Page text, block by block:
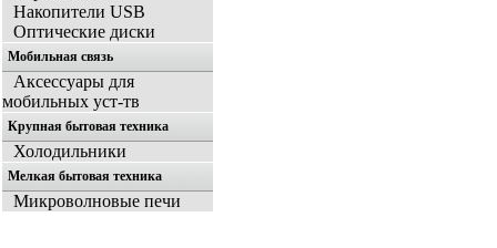
Накопители USB
Оптические диски
Мобильная связь
Аксессуары для
мобильных уст-тв
Крупная бытовая техника
Холодильники
Мелкая бытовая техника
Микроволновые печи